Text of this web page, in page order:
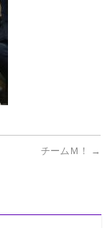
チームＭ！ →